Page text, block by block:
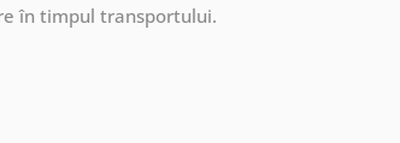
în timpul transportului.